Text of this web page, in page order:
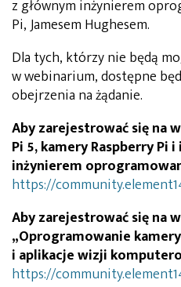
z głównym inżynierem
Pi, Jamesem Hughesem.
Dla tych, którzy nie będą
w webinarium, dostępne
obejrzenia na żądanie.
Aby zarejestrować się na
Pi 5, kamery Raspberry Pi
inżynierem
https://
Aby zarejestrować się na
„Oprogramowanie
i aplikacje wizji
https://